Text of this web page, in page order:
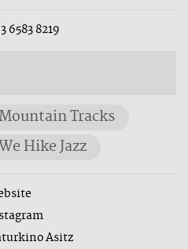
6583 8219
Tracks
Hike Jazz
Asitz